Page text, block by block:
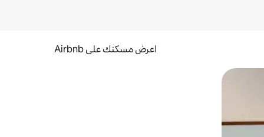
اعرض مسكنك على Airbnb